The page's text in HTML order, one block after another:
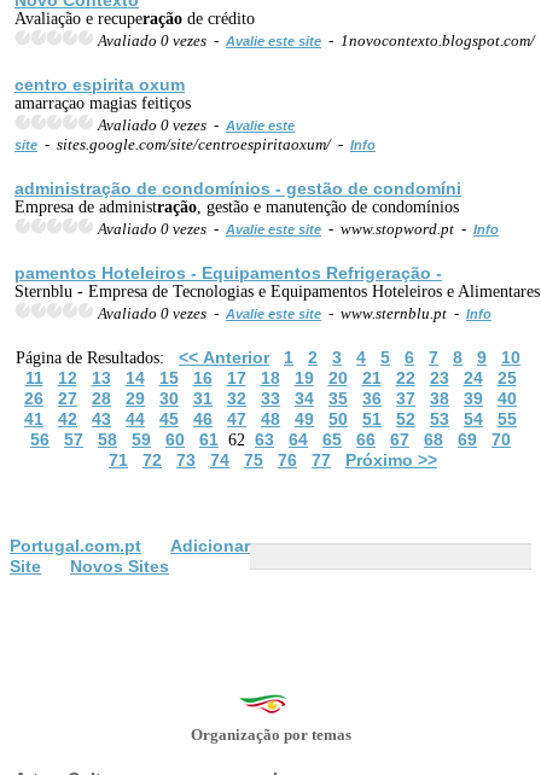
Avaliação e recuperação de crédito
Avaliado 0 vezes - Avalie este site -
centro espirita oxum
amarraçao magias feitiços
Avaliado 0 vezes - Avalie este
site - sites.google.com/site/centroespiritaoxum/ - Info
administração de condomínios - gestão de condomíni
Empresa de administração , gestão e manutenção de condomínios
Avaliado 0 vezes - Avalie este site - www.stopword.pt - Info
pamentos Hoteleiros - Equipamentos Refrigeração -
Sternblu - Empresa de Tecnologias e Equipamentos Hoteleiros e Alimentares
Avaliado 0 vezes - Avalie este site - www.sternblu.pt - Info
Página de Resultados: << Anterior 1 2 3 4 5 6 7 8 9
10
11
12 13 14 15 16 17 18 19 20 21 22 23 24
25
26
27 28 29 30 31 32 33 34 35 36 37 38 39
40
41
42 43 44 45 46 47 48 49 50 51 52 53 54
55
56
57 58 59 60 61 62 63 64 65 66 67 68 69
70
71
72 73 74 75 76 77 Próximo >>
Portugal.com.pt
Adicionar
Site
Novos Sites
Organização por temas